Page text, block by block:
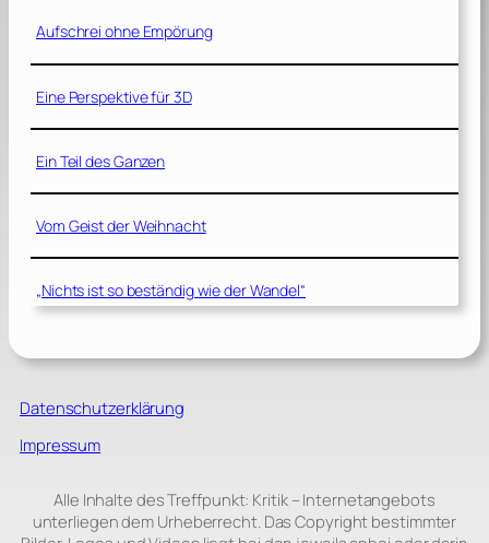
Aufschrei ohne Empörung
Eine Perspektive für 3D
Ein Teil des Ganzen
Vom Geist der Weihnacht
„Nichts ist so beständig wie der Wandel“
Datenschutzerklärung
Impressum
Alle Inhalte des Treffpunkt: Kritik – Internetangebots
unterliegen dem Urheberrecht. Das Copyright bestimmter